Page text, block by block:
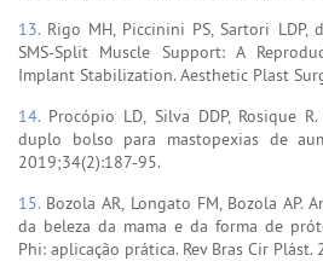
13. Rigo MH, Piccinini PS, Sartori LDP,
SMS-Split Muscle Support: A
Implant Stabilization. Aesthetic Plast
14. Procópio LD, Silva DDP, Rosique
duplo bolso para mastopexias de
2019;34(2):187-95.
15. Bozola AR, Longato FM, Bozola AP.
da beleza da mama e da forma de
Phi: aplicação prática. Rev Bras Cir